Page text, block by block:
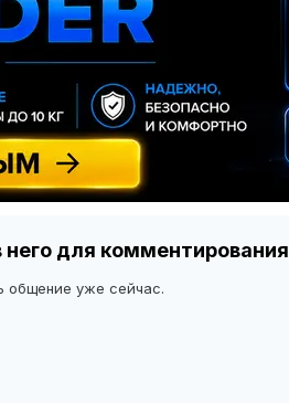
него для комментирования
общение уже сейчас.